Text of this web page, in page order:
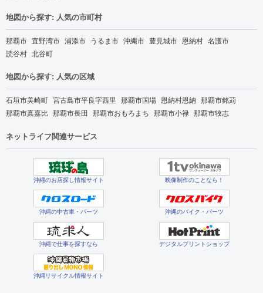
地図から探す: 人気の市町村
那覇市 宜野湾市 浦添市 うるま市 沖縄市 豊見城市 恩納村 名護市
読谷村 北谷町
地図から探す: 人気の区域
石垣市美崎町 宮古島市平良字西里 那覇市国場 恩納村恩納 那覇市銘苅
那覇市真嘉比 那覇市長田 那覇市おもろまち 那覇市小禄 那覇市牧志
ネットライフ関連サービス
沖縄のお店探し情報サイト 映像制作のことなら！
沖縄の中古車・パーツ 沖縄のバイク・パーツ
沖縄で仕事を探すなら デジタルプリントショップ
沖縄リサイクル情報サイト